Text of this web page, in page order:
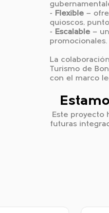
- Flexible —
quioscos,
- Escalable —
promocionales.
La
Turismo de
con el marco
Este proyecto
futuras